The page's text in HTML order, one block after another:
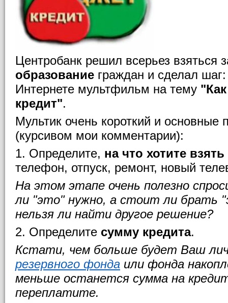
Центробанк решил всерьез взяться
образование граждан и сделал
Интернете мультфильм на тему
кредит".
Мультик очень короткий и основные
(курсивом мои комментарии):
1. Определите, на что хотите
телефон, отпуск, ремонт, новый
На этом этапе очень полезно
ли "это" нужно, а стоит ли брать
нельзя ли найти другое решение?
2. Определите сумму кредита.
Кстати, чем больше будет Ваш
резервного фонда или фонда
меньше останется сумма на
переплатите.